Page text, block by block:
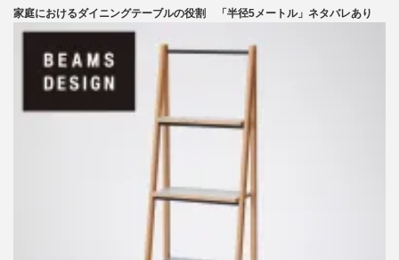
椅子
家庭におけるダイニングテーブルの役割 「半径5メートル」ネタバレあり